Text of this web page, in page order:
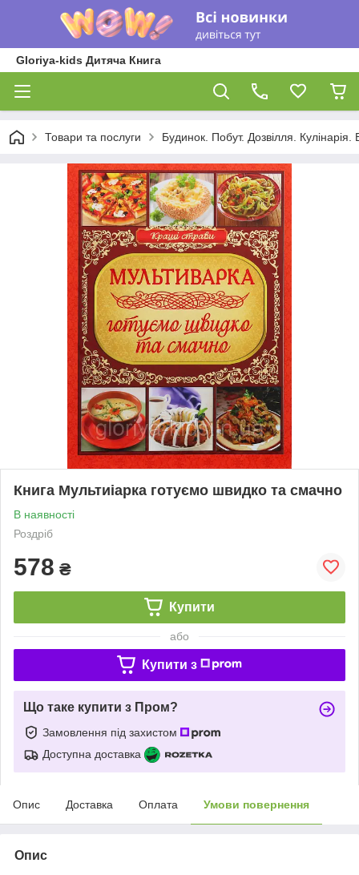
Gloriya-kids Дитяча Книга
Товари та послуги Будинок. Побут. Дозвілля. Кулінарія.
Книга Мультиіарка готуємо швидко та смачно
В наявності
Роздріб
578 ₴
Купити
або
Купити з
Що таке купити з Пром?
Замовлення під захистом
Доступна доставка
Опис Доставка Оплата Умови повернення
Опис